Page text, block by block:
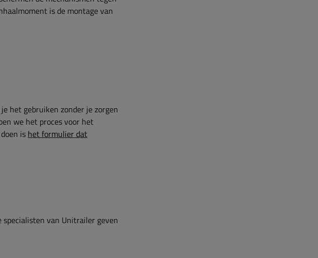
is de montage van
het gebruiken zonder je zorgen
we het proces voor het
is het formulier dat
specialisten van Unitrailer geven